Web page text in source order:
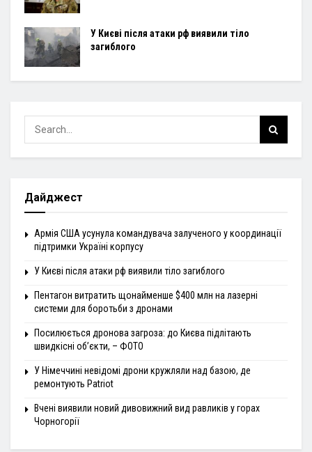
У Києві після атаки рф виявили тіло
загиблого
Дайджест
Армія США усунула командувача залученого у координації
підтримки Україні корпусу
У Києві після атаки рф виявили тіло загиблого
Пентагон витратить щонайменше $400 млн на лазерні
системи для боротьби з дронами
Посилюється дронова загроза: до Києва підлітають
швидкісні об’єкти, – ФОТО
У Німеччині невідомі дрони кружляли над базою, де
ремонтують Patriot
Вчені виявили новий дивовижний вид равликів у горах
Чорногорії